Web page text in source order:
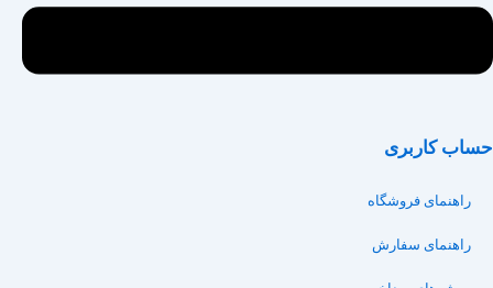
حساب کاربری
راهنمای فروشگاه
راهنمای سفارش